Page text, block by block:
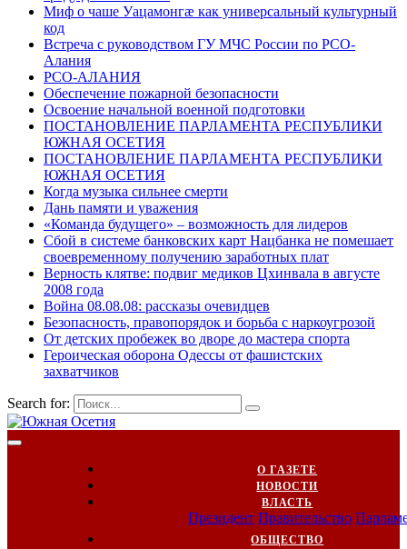
Миф о чаше Уацамонгæ как универсальный культурный
код
Встреча с руководством ГУ МЧС России по РСО-
Алания
РСО-АЛАНИЯ
Обеспечение пожарной безопасности
Освоение начальной военной подготовки
ПОСТАНОВЛЕНИЕ ПАРЛАМЕНТА РЕСПУБЛИКИ
ЮЖНАЯ ОСЕТИЯ
ПОСТАНОВЛЕНИЕ ПАРЛАМЕНТА РЕСПУБЛИКИ
ЮЖНАЯ ОСЕТИЯ
Когда музыка сильнее смерти
Дань памяти и уважения
«Команда будущего» – возможность для лидеров
Сбой в системе банковских карт Нацбанка не помешает
своевременному получению заработных плат
Верность клятве: подвиг медиков Цхинвала в августе
2008 года
Война 08.08.08: рассказы очевидцев
Безопасность, правопорядок и борьба с наркоугрозой
От детских пробежек во дворе до мастера спорта
Героическая оборона Одессы от фашистских
захватчиков
Search for:
О ГАЗЕТЕ
НОВОСТИ
ВЛАСТЬ
Президент Правительство
ОБЩЕСТВО